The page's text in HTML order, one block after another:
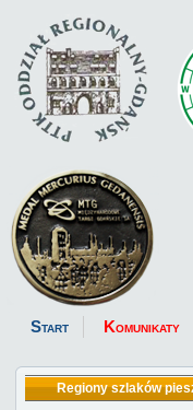
Start Komunikaty
Regiony szlaków